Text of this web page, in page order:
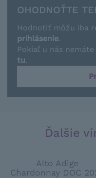
OHODNOŤTE
Hodnotiť môžu iba
prihlásenie.
Pokiaľ u nás
tu.
Ďalšie
Alto Adige
Chardonnay DOC